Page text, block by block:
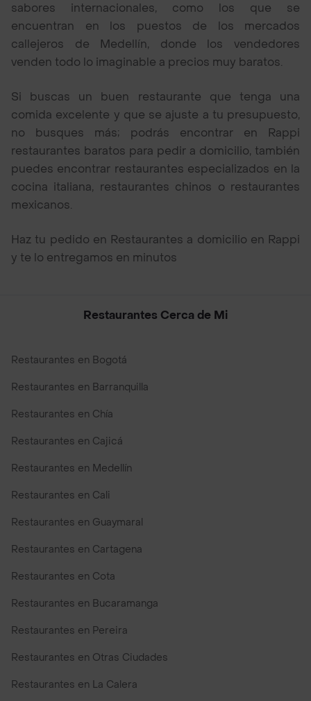
sabores internacionales, como los que se
encuentran en los puestos de los mercados
callejeros de Medellín, donde los vendedores
venden todo lo imaginable a precios muy baratos.
Si buscas un buen restaurante que tenga una
comida excelente y que se ajuste a tu presupuesto,
no busques más; podrás encontrar en Rappi
restaurantes baratos para pedir a domicilio, también
puedes encontrar restaurantes especializados en la
cocina italiana, restaurantes chinos o restaurantes
mexicanos.
Haz tu pedido en Restaurantes a domicilio en Rappi
y te lo entregamos en minutos
Restaurantes Cerca de Mi
Restaurantes en Bogotá
Restaurantes en Barranquilla
Restaurantes en Chía
Restaurantes en Cajicá
Restaurantes en Medellín
Restaurantes en Cali
Restaurantes en Guaymaral
Restaurantes en Cartagena
Restaurantes en Cota
Restaurantes en Bucaramanga
Restaurantes en Pereira
Restaurantes en Otras Ciudades
Restaurantes en La Calera